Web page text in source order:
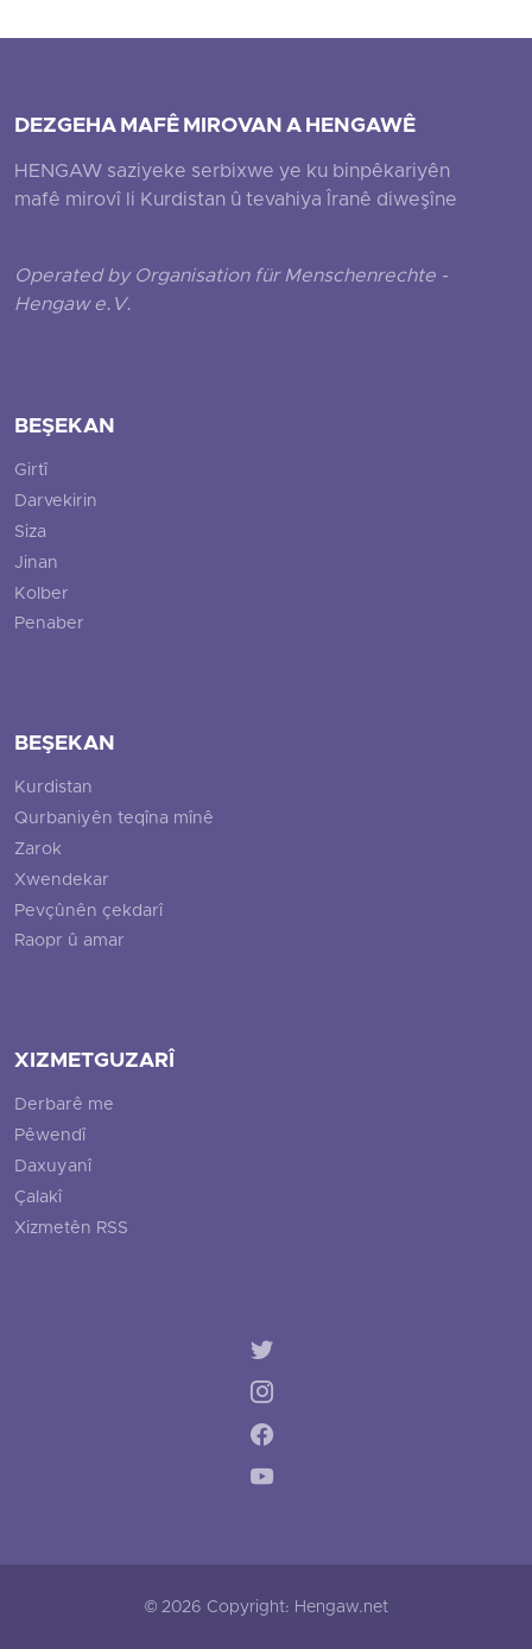
DEZGEHA MAFÊ MIROVAN A HENGAWÊ
HENGAW saziyeke serbixwe ye ku binpêkariyên
mafê mirovî li Kurdistan û tevahiya Îranê diweşîne
Operated by Organisation für Menschenrechte -
Hengaw e.V.
BEŞEKAN
Girtî
Darvekirin
Siza
Jinan
Kolber
Penaber
BEŞEKAN
Kurdistan
Qurbaniyên teqîna mînê
Zarok
Xwendekar
Pevçûnên çekdarî
Raopr û amar
XIZMETGUZARÎ
Derbarê me
Pêwendî
Daxuyanî
Çalakî
Xizmetên RSS
© 2026 Copyright: Hengaw.net